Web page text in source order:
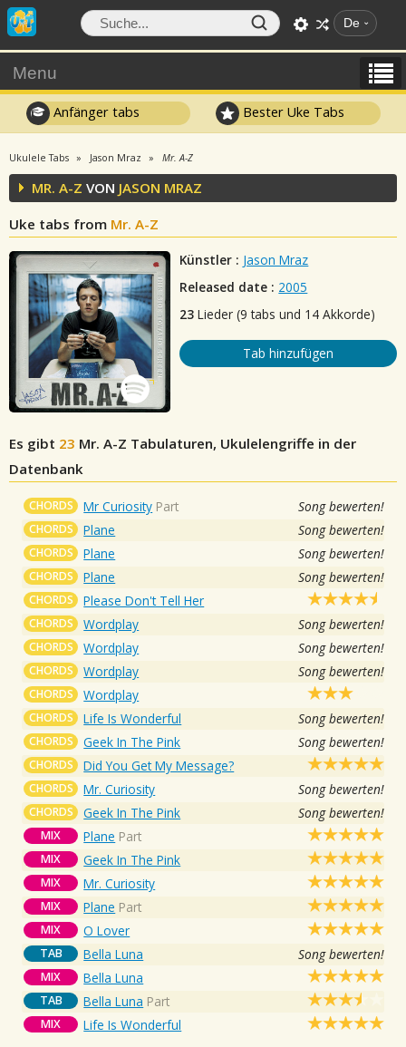
De
Menu
Anfänger tabs Bester Uke Tabs
Ukulele Tabs Jason Mraz Mr. A-Z
MR. A-Z VON JASON MRAZ
Uke tabs from Mr. A-Z
Künstler : Jason Mraz
Released date : 2005
23 Lieder (9 tabs und 14 Akkorde)
Tab hinzufügen
Es gibt 23 Mr. A-Z Tabulaturen, Ukulelengriffe in der
Datenbank
CHORDS Mr Curiosity Part Song bewerten!
CHORDS Plane Song bewerten!
CHORDS Plane Song bewerten!
CHORDS Plane Song bewerten!
CHORDS Please Don't Tell Her
CHORDS Wordplay Song bewerten!
CHORDS Wordplay Song bewerten!
CHORDS Wordplay Song bewerten!
CHORDS Wordplay
CHORDS Life Is Wonderful Song bewerten!
CHORDS Geek In The Pink Song bewerten!
CHORDS Did You Get My Message?
CHORDS Mr. Curiosity Song bewerten!
CHORDS Geek In The Pink Song bewerten!
MIX Plane Part
MIX Geek In The Pink
MIX Mr. Curiosity
MIX Plane Part
MIX O Lover
TAB Bella Luna Song bewerten!
MIX Bella Luna
TAB Bella Luna Part
MIX Life Is Wonderful